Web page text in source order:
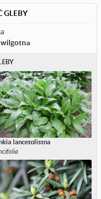
GLEBY
lancetolistna